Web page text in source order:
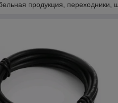
продукция, переходники,